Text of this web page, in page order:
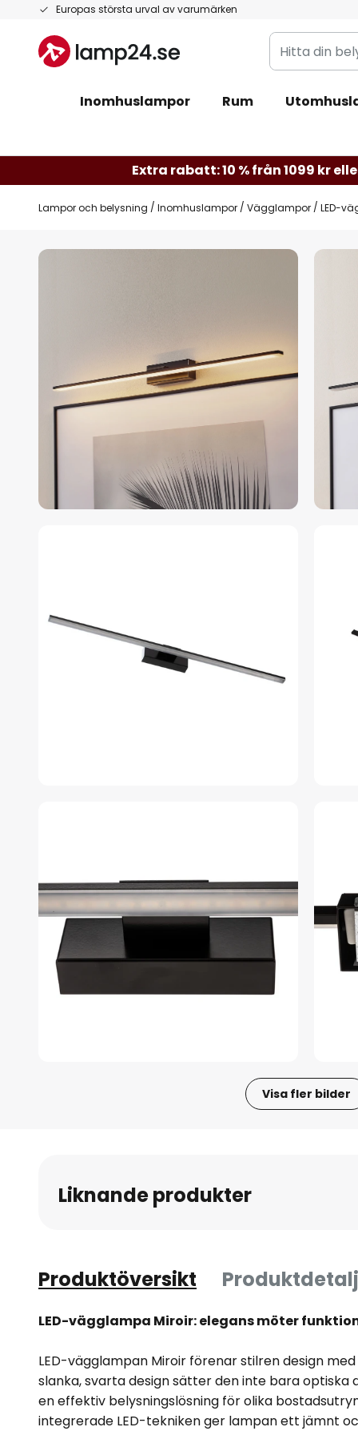
Europas största urval av varumärken
Hoppa
innehållet
Hitta
din
Inomhuslampor Rum
Extra rabatt: 10 % från 1099 kr
Lampor och belysning Inomhuslampor Vägglampor LED-
Hoppa
Visa fler bilder
bildgalleriet
Liknande produkter
Produktöversikt
LED-vägglampa Miroir: elegans möter
LED-vägglampan Miroir förenar stilren design
slanka, svarta design sätter den inte bara
en effektiv belysningslösning för olika
integrerade LED-tekniken ger lampan ett jämnt